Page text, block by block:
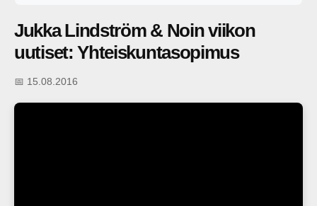
Jukka Lindström & Noin viikon
uutiset: Yhteiskuntasopimus
📅 15.08.2016